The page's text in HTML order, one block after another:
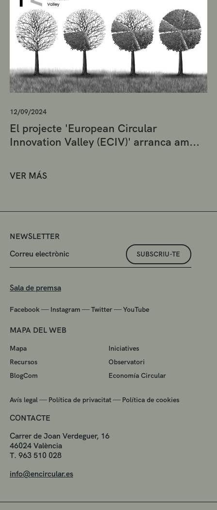
12/09/2024
El projecte 'European Circular
Innovation Valley (ECIV)' arranca am...
VER MÁS
NEWSLETTER
SUBSCRIU-TE
Sala de premsa
Facebook — Instagram —Twitter—YouTube
MAPA DEL WEB
Mapa
Iniciatives
Recursos
Observatori
BlogCom
Economía Circular
Avís legal — Política de privacitat— Política de cookies
CONTACTE
Carrer de Joan Verdeguer, 16
46024 València
T. 963 510 028
info@encircular.es